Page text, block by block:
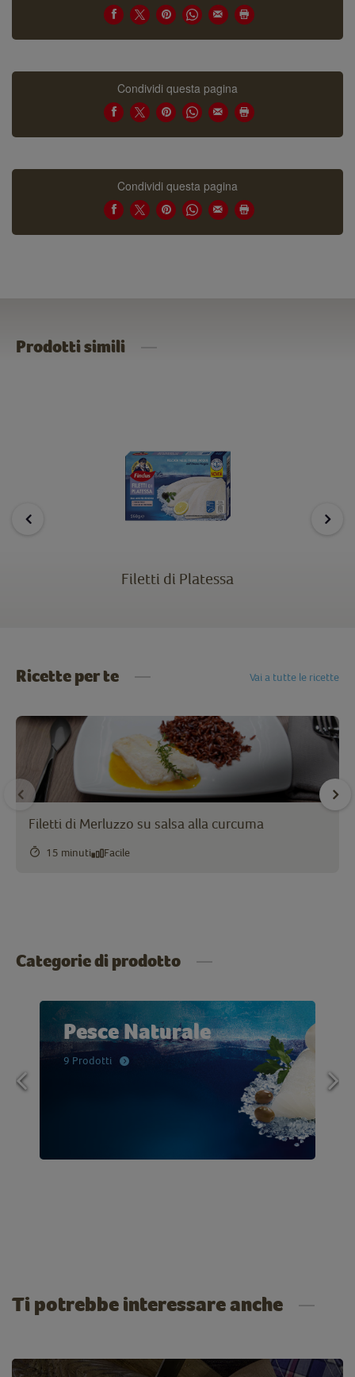
Condividi questa pagina
Condividi questa pagina
Prodotti simili
Filetti di Platessa
Ricette per te Vai a tutte le ricette
Filetti di Merluzzo su salsa alla curcuma
15 minuti Facile
Categorie di prodotto
Pesce Naturale
9 Prodotti
Ti potrebbe interessare anche